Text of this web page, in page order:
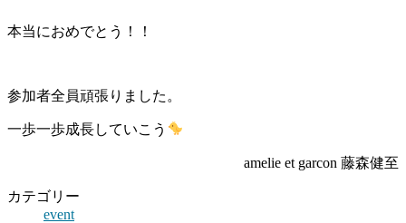
本当におめでとう！！
参加者全員頑張りました。
一歩一歩成長していこう
amelie et garcon 藤森健至
カテゴリー
event